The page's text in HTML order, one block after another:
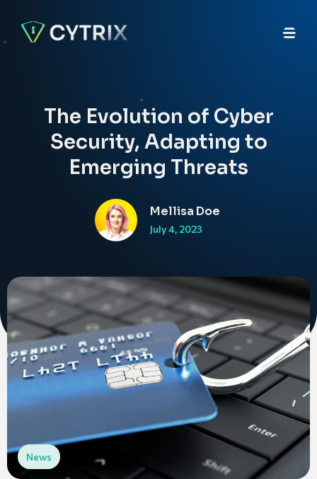
The Evolution of Cyber
Security, Adapting to
Emerging Threats
Mellisa Doe
July 4, 2023
News